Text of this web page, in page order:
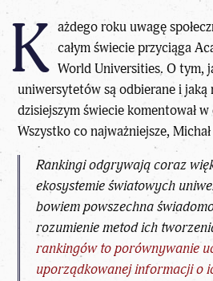
K ażdego roku uwagę
całym świecie przyciąga
World Universities. O tym,
uniwersytetówsą odbierane i jaką
dzisiejszym świecie komentował
Wszystko co najważniejsze,
Rankingi odgrywają coraz
ekosystemie światowych
bowiem powszechna
rozumienie metod ich
rankingów to porównywanie
uporządkowanej informacji o